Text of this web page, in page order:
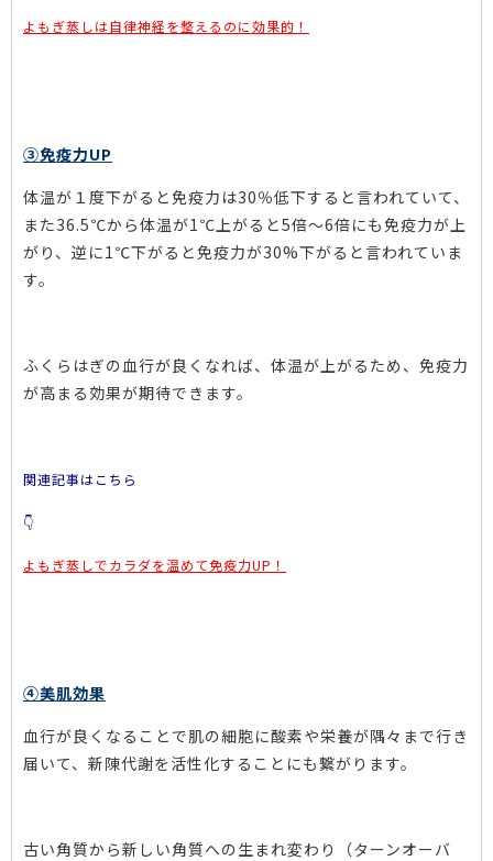
よもぎ蒸しは自律神経を整えるのに効果的！
③免疫力UP
体温が１度下がると免疫力は30％低下すると言われていて、
また36.5℃から体温が1℃上がると5倍～6倍にも免疫力が上
がり、逆に1℃下がると免疫力が30%下がると言われていま
す。
ふくらはぎの血行が良くなれば、体温が上がるため、免疫力
が高まる効果が期待できます。
関連記事はこちら
👇
よもぎ蒸しでカラダを温めて免疫力UP！
④美肌効果
血行が良くなることで肌の細胞に酸素や栄養が隅々まで行き
届いて、新陳代謝を活性化することにも繋がります。
古い角質から新しい角質への生まれ変わり（ターンオーバ